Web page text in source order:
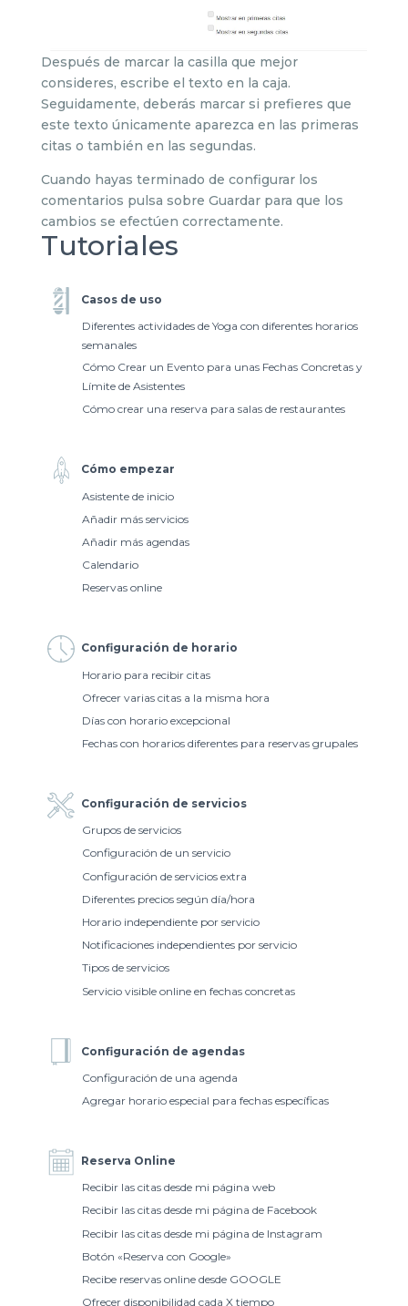
Después de marcar la casilla que mejor
consideres, escribe el texto en la caja.
Seguidamente, deberás marcar si prefieres que
este texto únicamente aparezca en las primeras
citas o también en las segundas.
Cuando hayas terminado de configurar los
comentarios pulsa sobre Guardar para que los
cambios se efectúen correctamente.
Tutoriales
Casos de uso
Diferentes actividades de Yoga con diferentes horarios
semanales
Cómo Crear un Evento para unas Fechas Concretas y
Límite de Asistentes
Cómo crear una reserva para salas de restaurantes
Cómo empezar
Asistente de inicio
Añadir más servicios
Añadir más agendas
Calendario
Reservas online
Configuración de horario
Horario para recibir citas
Ofrecer varias citas a la misma hora
Días con horario excepcional
Fechas con horarios diferentes para reservas grupales
Configuración de servicios
Grupos de servicios
Configuración de un servicio
Configuración de servicios extra
Diferentes precios según día/hora
Horario independiente por servicio
Notificaciones independientes por servicio
Tipos de servicios
Servicio visible online en fechas concretas
Configuración de agendas
Configuración de una agenda
Agregar horario especial para fechas específicas
Reserva Online
Recibir las citas desde mi página web
Recibir las citas desde mi página de Facebook
Recibir las citas desde mi página de Instagram
Botón «Reserva con Google»
Recibe reservas online desde GOOGLE
Ofrecer disponibilidad cada X tiempo